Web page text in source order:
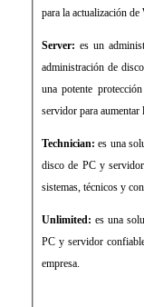
para la actualización
Server: es un
administración de
una potente
servidor para
Technician: es una
disco de PC y
sistemas, técnicos y
Unlimited: es una
PC y servidor
empresa.